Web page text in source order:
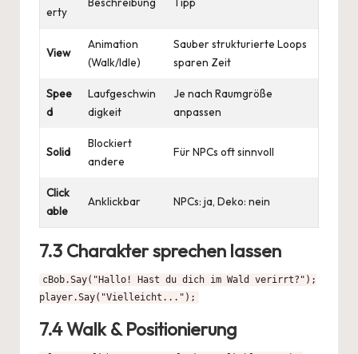
erty
View
Animation
(Walk/Idle)
Sauber strukturierte Loops
sparen Zeit
Spee
d
Laufgeschwin
digkeit
Je nach Raumgröße
anpassen
Solid
Blockiert
andere
Für NPCs oft sinnvoll
Click
able
Anklickbar NPCs: ja, Deko: nein
7.3 Charakter sprechen lassen
cBob.Say("Hallo! Hast du dich im Wald verirrt?");
player.Say("Vielleicht...");
7.4 Walk & Positionierung